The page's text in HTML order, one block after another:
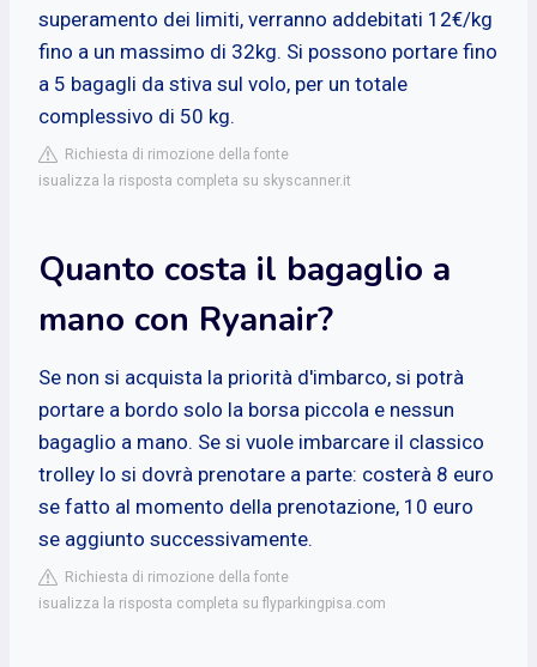
superamento dei limiti, verranno addebitati 12€/kg
fino a un massimo di 32kg. Si possono portare fino
a 5 bagagli da stiva sul volo, per un totale
complessivo di 50 kg.
Richiesta di rimozione della fonte
isualizza la risposta completa su skyscanner.it
Quanto costa il bagaglio a
mano con Ryanair?
Se non si acquista la priorità d'imbarco, si potrà
portare a bordo solo la borsa piccola e nessun
bagaglio a mano. Se si vuole imbarcare il classico
trolley lo si dovrà prenotare a parte: costerà 8 euro
se fatto al momento della prenotazione, 10 euro
se aggiunto successivamente.
Richiesta di rimozione della fonte
isualizza la risposta completa su flyparkingpisa.com